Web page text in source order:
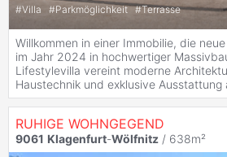
#Villa #Parkmöglichkeit #Terrasse
Willkommen in einer Immobilie, die
im Jahr 2024 in hochwertiger
Lifestylevilla vereint moderne
Haustechnik und exklusive Ausstattung
RUHIGE WOHNGEGEND
9061 Klagenfurt-Wölfnitz / 638m²